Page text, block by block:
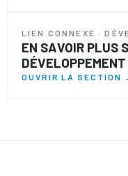
LIEN CONNEXE ·
EN SAVOIR PLUS
OUVRIR LA SECTION